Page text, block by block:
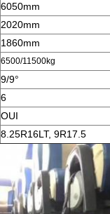
6050mm
2020mm
1860mm
6500/11500kg
9/9°
6
OUI
8.25R16LT, 9R17.5